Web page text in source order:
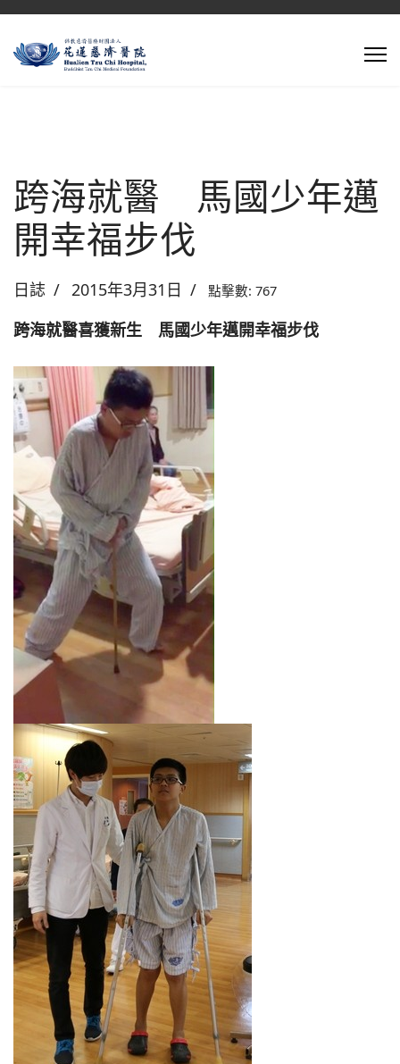
跨海就醫 馬國少年邁
開幸福步伐
日誌 2015年3月31日 點擊數: 767
跨海就醫喜獲新生 馬國少年邁開幸福步伐